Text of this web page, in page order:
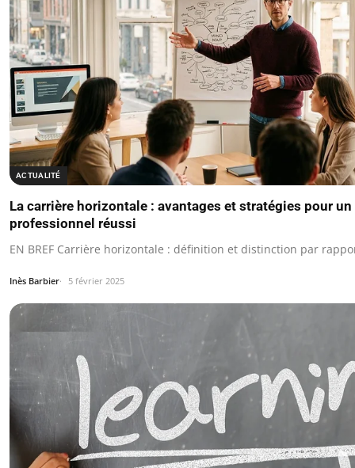
ACTUALITÉ
La carrière horizontale : avantages et stratégies pour
professionnel réussi
EN BREF Carrière horizontale : définition et distinction par
Inès Barbier 5 février 2025